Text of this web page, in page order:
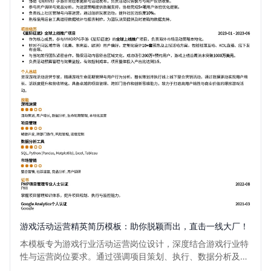
游戏活动运营精英简历模板：助你脱颖而出，直击一线大厂！
本模板专为游戏行业活动运营岗位设计，深度结合游戏行业特
性与运营岗位要求。通过强调项目策划、执行、数据分析及用